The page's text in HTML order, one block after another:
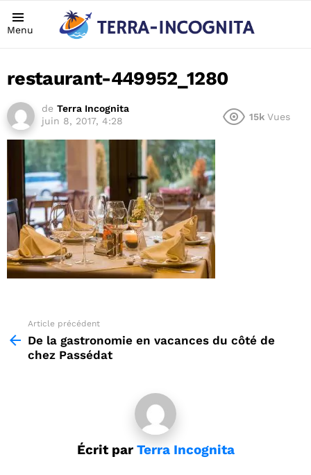
Menu
restaurant-449952_1280
de Terra Incognita
juin 8, 2017, 4:28
15k Vues
more
Article précédent
De la gastronomie en vacances du côté de
chez Passédat
Écrit par Terra Incognita